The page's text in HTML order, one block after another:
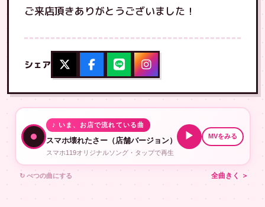
ご来店頂きありがとうございました！
シェア
♪ いま、お店で流れている曲
スマホ壊れたさー（店舗バージョン）
スマホ119オリジナルソング・タップで再生
▶ MVをみる
↻ べつの曲にする 全曲きく ＞